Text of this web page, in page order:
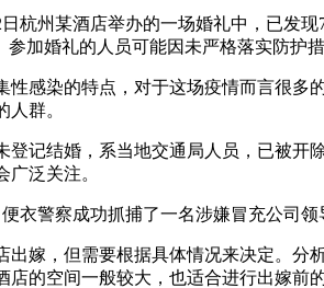
杭州某酒店举办的一场婚礼中，已发
加婚礼的人员可能因未严格落实防护
性感染的特点，对于这场疫情而言很
群。
记结婚，系当地交通局人员，已被
泛关注。
衣警察成功抓捕了一名涉嫌冒充公司
嫁，但需要根据具体情况来决定。
的空间一般较大，也适合进行出嫁前